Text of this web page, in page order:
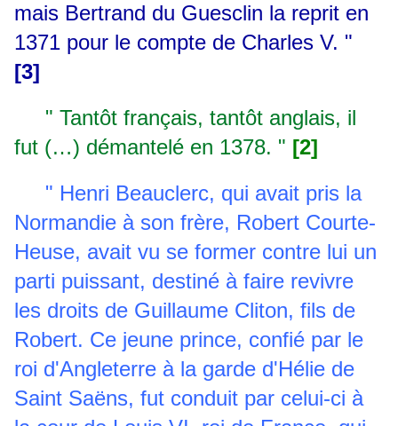
mais Bertrand du Guesclin la reprit en
1371 pour le compte de Charles V. "
[3]
" Tantôt français, tantôt anglais, il
fut (…) démantelé en 1378. " [2]
" Henri Beauclerc, qui avait pris la
Normandie à son frère, Robert Courte-
Heuse, avait vu se former contre lui un
parti puissant, destiné à faire revivre
les droits de Guillaume Cliton, fils de
Robert. Ce jeune prince, confié par le
roi d'Angleterre à la garde d'Hélie de
Saint Saëns, fut conduit par celui-ci à